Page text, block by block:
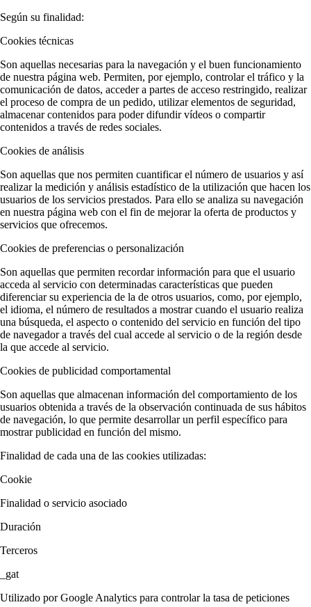
Según su finalidad:
Cookies técnicas
Son aquellas necesarias para la navegación y el buen funcionamiento
de nuestra página web. Permiten, por ejemplo, controlar el tráfico y la
comunicación de datos, acceder a partes de acceso restringido, realizar
el proceso de compra de un pedido, utilizar elementos de seguridad,
almacenar contenidos para poder difundir vídeos o compartir
contenidos a través de redes sociales.
Cookies de análisis
Son aquellas que nos permiten cuantificar el número de usuarios y así
realizar la medición y análisis estadístico de la utilización que hacen los
usuarios de los servicios prestados. Para ello se analiza su navegación
en nuestra página web con el fin de mejorar la oferta de productos y
servicios que ofrecemos.
Cookies de preferencias o personalización
Son aquellas que permiten recordar información para que el usuario
acceda al servicio con determinadas características que pueden
diferenciar su experiencia de la de otros usuarios, como, por ejemplo,
el idioma, el número de resultados a mostrar cuando el usuario realiza
una búsqueda, el aspecto o contenido del servicio en función del tipo
de navegador a través del cual accede al servicio o de la región desde
la que accede al servicio.
Cookies de publicidad comportamental
Son aquellas que almacenan información del comportamiento de los
usuarios obtenida a través de la observación continuada de sus hábitos
de navegación, lo que permite desarrollar un perfil específico para
mostrar publicidad en función del mismo.
Finalidad de cada una de las cookies utilizadas:
Cookie
Finalidad o servicio asociado
Duración
Terceros
_gat
Utilizado por Google Analytics para controlar la tasa de peticiones